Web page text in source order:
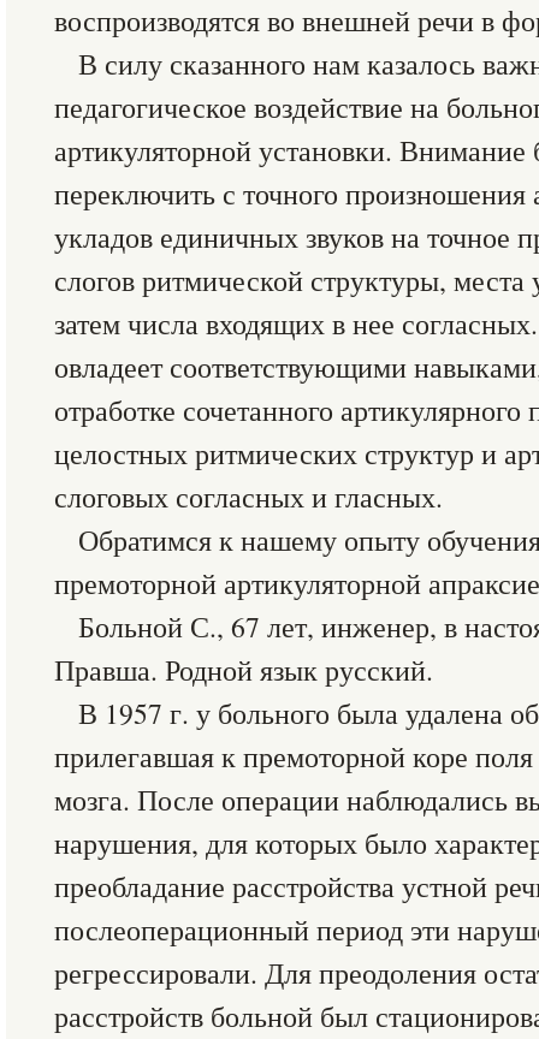
воспроизводятся во внешней речи в
В силу сказанного нам казалось
педагогическое воздействие на
артикуляторной установки.
переключить с точного
укладов единичных звуков на точное
слогов ритмической структуры, места
затем числа входящих в нее
овладеет соответствующими
отработке сочетанного
целостных ритмических структур и
слоговых согласных и гласных.
Обратимся к нашему опыту
премоторной артикуляторной
Больной С., 67 лет, инженер, в
Правша. Родной язык русский.
В 1957 г. у больного была удалена
прилегавшая к премоторной коре
мозга. После операции наблюдались
нарушения, для которых было
преобладание расстройства устной
послеоперационный период эти
регрессировали. Для преодоления
расстройств больной был